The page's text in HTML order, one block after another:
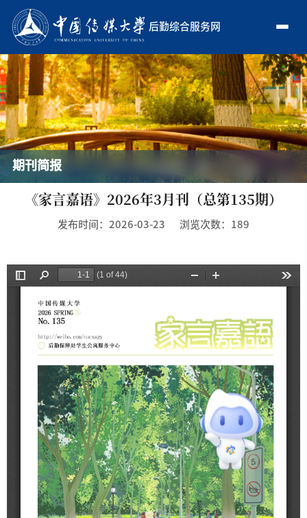
后勤综合服务网
期刊简报
《家言嘉语》2026年3月刊（总第135期）
发布时间：2026-03-23 浏览次数： 189